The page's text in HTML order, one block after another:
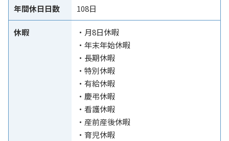
年間休日日数 108日
休暇
・月8日休暇
・年末年始休暇
・長期休暇
・特別休暇
・有給休暇
・慶弔休暇
・看護休暇
・産前産後休暇
・育児休暇